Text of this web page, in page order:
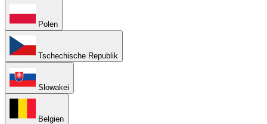
Polen
Tschechische Republik
Slowakei
Belgien